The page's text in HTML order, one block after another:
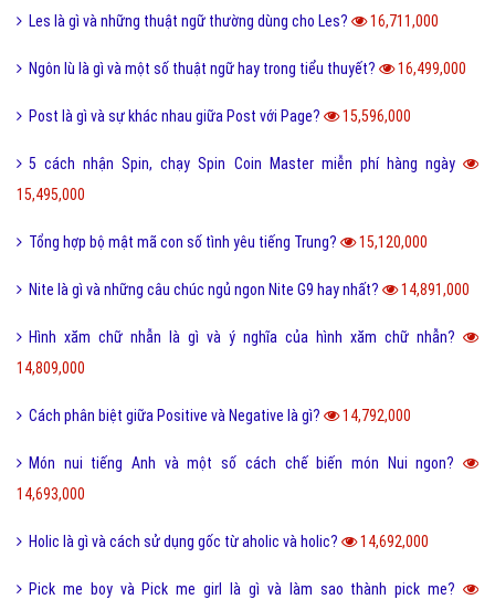
Les là gì và những thuật ngữ thường dùng cho Les? 16,711,000
Ngôn lù là gì và một số thuật ngữ hay trong tiểu thuyết? 16,499,000
Post là gì và sự khác nhau giữa Post với Page? 15,596,000
5 cách nhận Spin, chạy Spin Coin Master miễn phí hàng ngày
15,495,000
Tổng hợp bộ mật mã con số tình yêu tiếng Trung? 15,120,000
Nite là gì và những câu chúc ngủ ngon Nite G9 hay nhất? 14,891,000
Hình xăm chữ nhẫn là gì và ý nghĩa của hình xăm chữ nhẫn?
14,809,000
Cách phân biệt giữa Positive và Negative là gì? 14,792,000
Món nui tiếng Anh và một số cách chế biến món Nui ngon?
14,693,000
Holic là gì và cách sử dụng gốc từ aholic và holic? 14,692,000
Pick me boy và Pick me girl là gì và làm sao thành pick me?